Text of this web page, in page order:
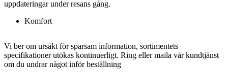
uppdateringar under resans gång.
Komfort
Vi ber om ursäkt för sparsam information, sortimentets
specifikationer utökas kontinuerligt. Ring eller maila vår kundtjänst
om du undrar något inför beställning